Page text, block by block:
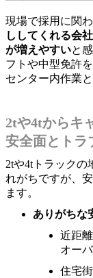
現場で採用に関
ししてくれる会
が増えやすいと
フトや中型免許
センター内作業
2tや4tからキ
安全面とトラ
2tや4tトラックの
れがちですが、
ます。
ありがちな
近距
オー
住宅